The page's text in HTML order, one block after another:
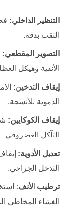
التنظير الداخلي:
الثقب بدقة.
التصوير المقطعي:
الأنفية وهيكل
إيقاف التدخين:
الدموية للأنسجة.
إيقاف الكوكايين:
التآكل الغضروفي.
تعديل الأدوية:
التدخل الجراحي.
ترطيب الأنف:
الغشاء المخاطي